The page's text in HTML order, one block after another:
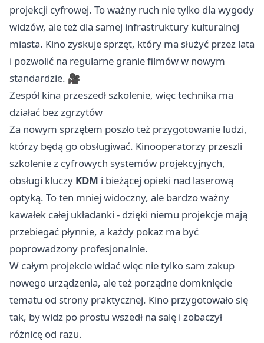
projekcji cyfrowej. To ważny ruch nie tylko dla wygody
widzów, ale też dla samej infrastruktury kulturalnej
miasta. Kino zyskuje sprzęt, który ma służyć przez lata
i pozwolić na regularne granie filmów w nowym
standardzie. 🎥
Zespół kina przeszedł szkolenie, więc technika ma
działać bez zgrzytów
Za nowym sprzętem poszło też przygotowanie ludzi,
którzy będą go obsługiwać. Kinooperatorzy przeszli
szkolenie z cyfrowych systemów projekcyjnych,
obsługi kluczy KDM i bieżącej opieki nad laserową
optyką. To ten mniej widoczny, ale bardzo ważny
kawałek całej układanki - dzięki niemu projekcje mają
przebiegać płynnie, a każdy pokaz ma być
poprowadzony profesjonalnie.
W całym projekcie widać więc nie tylko sam zakup
nowego urządzenia, ale też porządne domknięcie
tematu od strony praktycznej. Kino przygotowało się
tak, by widz po prostu wszedł na salę i zobaczył
różnicę od razu.